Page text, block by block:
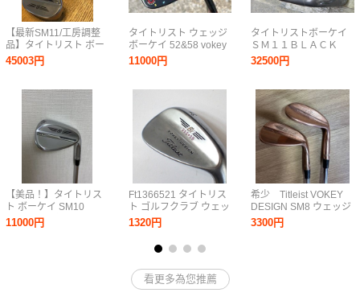
【最新SM11/工房調整
品】タイトリスト ボー
ケイ SM11 3本セット
（50°/54°/58°） MCA
量アイアン相性◎ビタ
45003円
【美品！】タイトリス
ト ボーケイ SM10
56°/08°M ダイナミック
ゴールド S200 ツアー
11000円
タイトリスト ウェッジ
ボーケイ 52&58 vokey
oilcan wedge
11000円
Ft1366521 タイトリス
ト ゴルフクラブ ウェッ
ジ VOKEY DESIGN
252・08 52° Titleist 中
1320円
タイトリストボーケイ
ＳＭ１１ＢＬＡＣＫ
52°56°60°/インドア練
習場販売品展示品
32500円
希少 Titleist VOKEY
DESIGN SM8 ウェッジ
2本セット カッパー仕
上げ 58° 52°
3300円
看更多為您推薦